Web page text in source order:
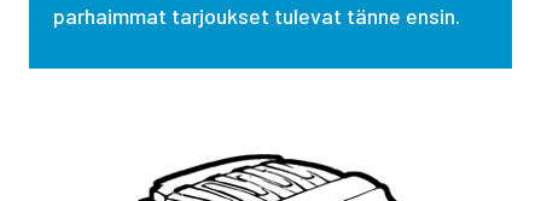
parhaimmat tarjoukset tulevat tänne ensin.